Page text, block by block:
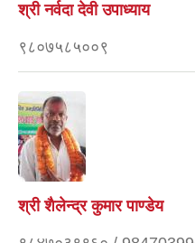
श्री नर्वदा देवी उपाध्याय
९८०७५८५००९
श्री शैलेन्द्र कुमार पाण्डेय